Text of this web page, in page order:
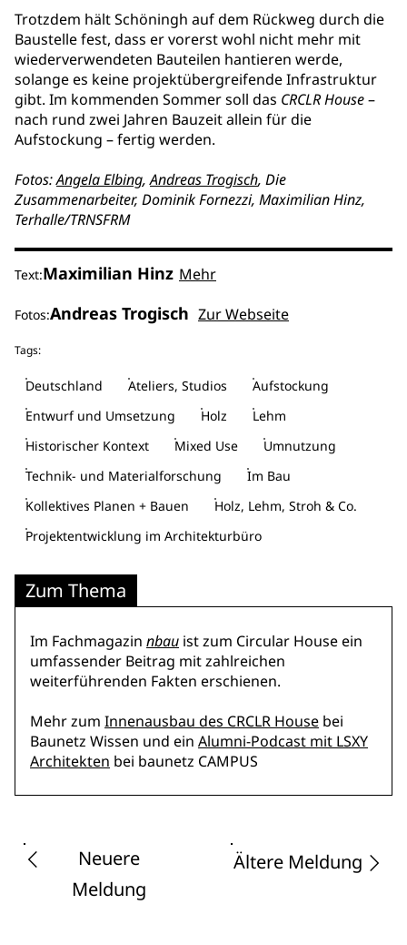
Trotzdem hält Schöningh auf dem Rückweg durch die
Baustelle fest, dass er vorerst wohl nicht mehr mit
wiederverwendeten Bauteilen hantieren werde,
solange es keine projektübergreifende Infrastruktur
gibt. Im kommenden Sommer soll das CRCLR House–
nach rund zwei Jahren Bauzeit allein für die
Aufstockung – fertig werden.
Fotos:Angela Elbing,Andreas Trogisch, Die
Zusammenarbeiter, Dominik Fornezzi, Maximilian Hinz,
Terhalle/TRNSFRM
Text:Maximilian Hinz Mehr
Fotos:Andreas Trogisch Zur Webseite
Tags:
Deutschland Ateliers, Studios
Aufstockung
Entwurf und Umsetzung
Holz
Lehm
Historischer Kontext
Mixed Use
Umnutzung
Technik- und Materialforschung
Im Bau
Kollektives Planen + Bauen
Holz, Lehm, Stroh & Co.
Projektentwicklung im Architekturbüro
Zum Thema
Im Fachmagazin nbau ist zum Circular House ein
umfassender Beitrag mit zahlreichen
weiterführenden Fakten erschienen.
Mehr zum Innenausbau des CRCLR House bei
Baunetz Wissen und ein Alumni-Podcast mit LSXY
Architekten bei baunetz CAMPUS
Neuere
Meldung
Ältere Meldung